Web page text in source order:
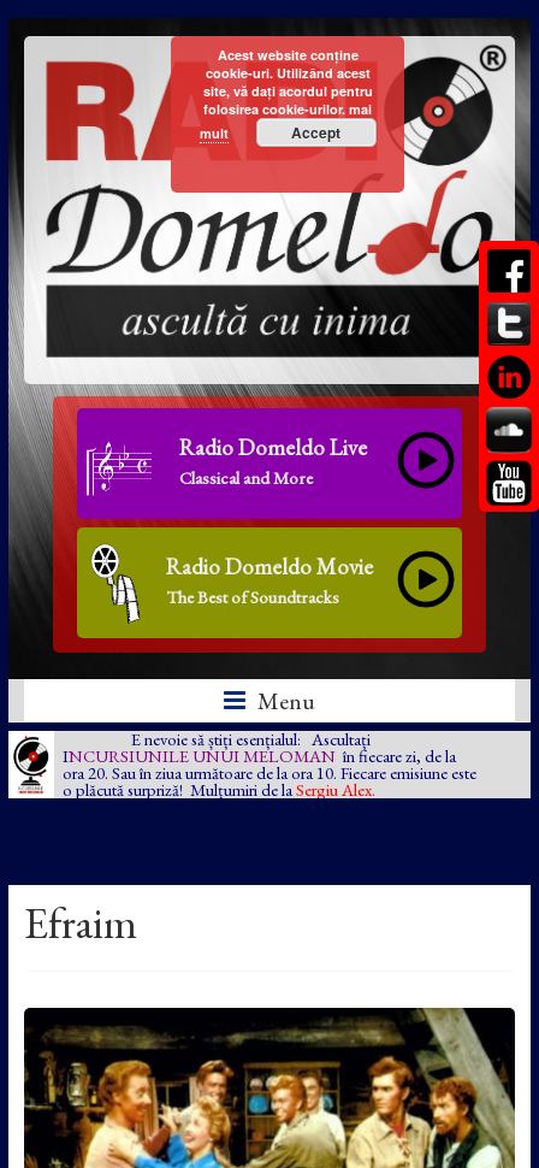
Radio Domeldo Live
Classical and More
Radio Domeldo Movie
The Best of Soundtracks
Menu
E nevoie să știți esențialul: Ascultați
INCURSIUNILE UNUI MELOMAN în fiecare zi, de la
ora 20. Sau în ziua următoare de la ora 10. Fiecare emisiune este
o plăcută surpriză! Mulțumiri de la Sergiu Alex.
Efraim
Acest website conține
cookie-uri. Utilizând acest
site, vă dați acordul pentru
folosirea cookie-urilor. mai
mult
Accept